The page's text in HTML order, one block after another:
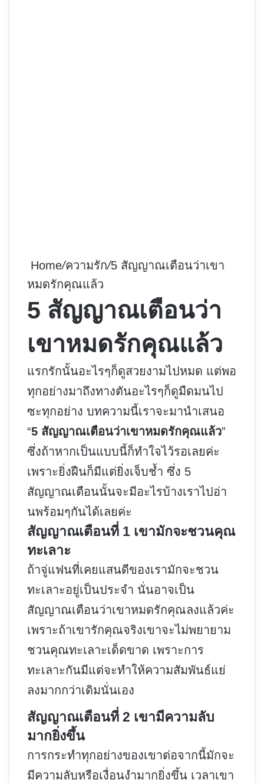
Home/ความรัก/5 สัญญาณเตือนว่าเขา
หมดรักคุณแล้ว
5 สัญญาณเตือนว่า
เขาหมดรักคุณแล้ว
แรกรักนั้นอะไรๆก็ดูสวยงามไปหมด แต่พอ
ทุกอย่างมาถึงทางตันอะไรๆก็ดูมืดมนไป
ซะทุกอย่าง บทความนี้เราจะมานำเสนอ
“5 สัญญาณเตือนว่าเขาหมดรักคุณแล้ว”
ซึ่งถ้าหากเป็นแบบนี้ก็ทำใจไว้รอเลยค่ะ
เพราะยิ่งฝืนก็มีแต่ยิ่งเจ็บช้ำ ซึ่ง 5
สัญญาณเตือนนั้นจะมีอะไรบ้างเราไปอ่า
นพร้อมๆกันได้เลยค่ะ
สัญญาณเตือนที่ 1 เขามักจะชวนคุณ
ทะเลาะ
ถ้าจู่แฟนที่เคยแสนดีของเรามักจะชวน
ทะเลาะอยู่เป็นประจำ นั่นอาจเป็น
สัญญาณเตือนว่าเขาหมดรักคุณลงแล้วค่ะ
เพราะถ้าเขารักคุณจริงเขาจะไม่พยายาม
ชวนคุณทะเลาะเด็ดขาด เพราะการ
ทะเลาะกันมีแต่จะทำให้ความสัมพันธ์แย่
ลงมากกว่าเดิมนั่นเอง
สัญญาณเตือนที่ 2 เขามีความลับ
มากยิ่งขึ้น
การกระทำทุกอย่างของเขาต่อจากนี้มักจะ
มีความลับหรือเงื่อนงำมากยิ่งขึ้น เวลาเขา